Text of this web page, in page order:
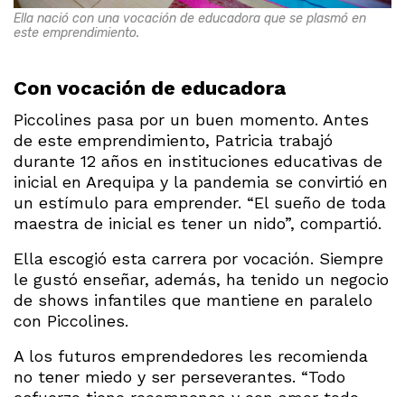
Ella nació con una vocación de educadora que se plasmó en
este emprendimiento.
Con vocación de educadora
Piccolines pasa por un buen momento. Antes
de este emprendimiento, Patricia trabajó
durante 12 años en instituciones educativas de
inicial en Arequipa y la pandemia se convirtió en
un estímulo para emprender. “El sueño de toda
maestra de inicial es tener un nido”, compartió.
Ella escogió esta carrera por vocación. Siempre
le gustó enseñar, además, ha tenido un negocio
de shows infantiles que mantiene en paralelo
con Piccolines.
A los futuros emprendedores les recomienda
no tener miedo y ser perseverantes. “Todo